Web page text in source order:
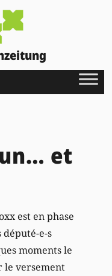
et
est en phase
député-e-s
moments le
le versement